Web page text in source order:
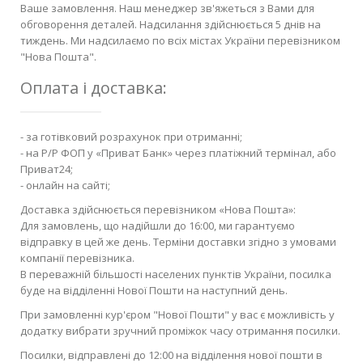
Ваше замовлення. Наш менеджер зв'яжеться з Вами для
обговорення деталей. Надсилання здійснюється 5 днів на
тиждень. Ми надсилаємо по всіх містах України перевізником
"Нова Пошта".
Оплата і доставка:
- за готівковий розрахунок при отриманні;
- на Р/Р ФОП у «Приват Банк» через платіжний термінал, або
Приват24;
- онлайн на сайті;
Доставка здійснюється перевізником «Нова Пошта»:
Для замовлень, що надійшли до 16:00, ми гарантуємо
відправку в цей же день. Терміни доставки згідно з умовами
компанії перевізника.
В переважній більшості населених пунктів України, посилка
буде на відділенні Нової Пошти на наступний день.
При замовленні кур'єром "Нової Пошти" у вас є можливість у
додатку вибрати зручний проміжок часу отримання посилки.
Посилки, відправлені до 12:00 на відділення нової пошти в